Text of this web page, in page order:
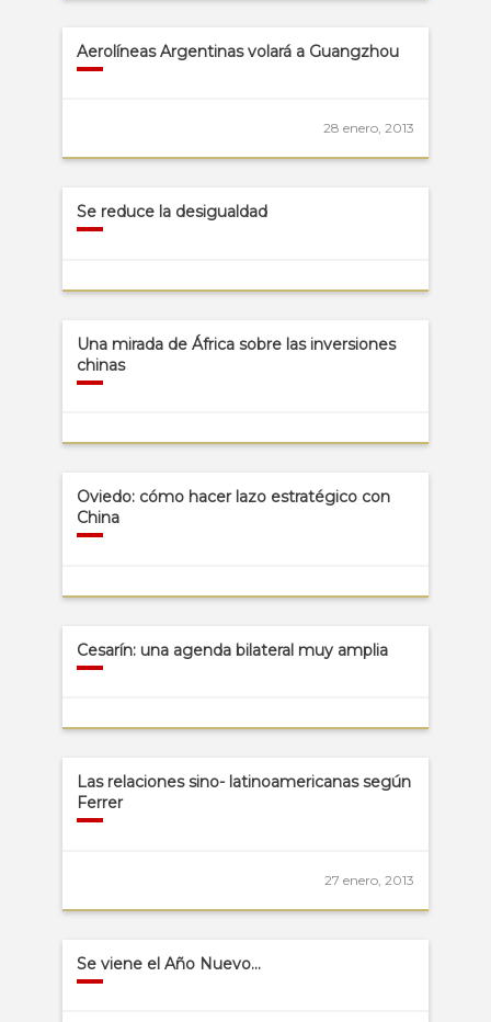
Aerolíneas Argentinas volará a Guangzhou
28 enero, 2013
Se reduce la desigualdad
Una mirada de África sobre las inversiones
chinas
Oviedo: cómo hacer lazo estratégico con
China
Cesarín: una agenda bilateral muy amplia
Las relaciones sino- latinoamericanas según
Ferrer
27 enero, 2013
Se viene el Año Nuevo…